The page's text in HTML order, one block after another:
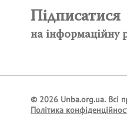
Підписатися
на інформаційну
© 2026 Unba.org.ua. Всі
Політика